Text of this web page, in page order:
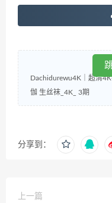
Dachidurewu4K｜超清
伽 生丝袜_4K_ 3期
分享到：
上一篇